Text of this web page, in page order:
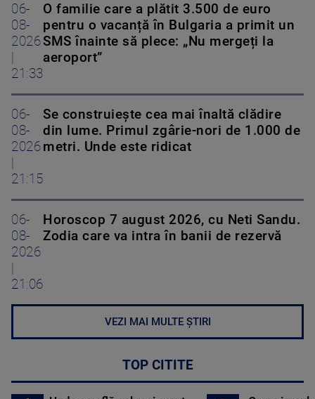
06-
08-
2026
21:33
O familie care a plătit 3.500 de euro
pentru o vacanță în Bulgaria a primit un
SMS înainte să plece: „Nu mergeți la
aeroport”
06-
08-
2026
21:15
Se construiește cea mai înaltă clădire
din lume. Primul zgârie-nori de 1.000 de
metri. Unde este ridicat
06-
08-
2026
21:06
Horoscop 7 august 2026, cu Neti Sandu.
Zodia care va intra în banii de rezervă
VEZI MAI MULTE ȘTIRI
TOP CITITE